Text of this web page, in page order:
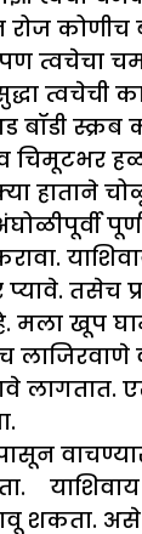
रोज कोणीच
त्वचेचा
त्वचेची
बॉडी
चिमूटभर
हाताने
तसेच
मला खूप
लागतात.
याशिवाय
शकता. असे